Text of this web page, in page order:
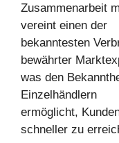
Zusammenarbeit
vereint einen der
bekanntesten
bewährter
was den
Einzelhändlern
ermöglicht,
schneller zu